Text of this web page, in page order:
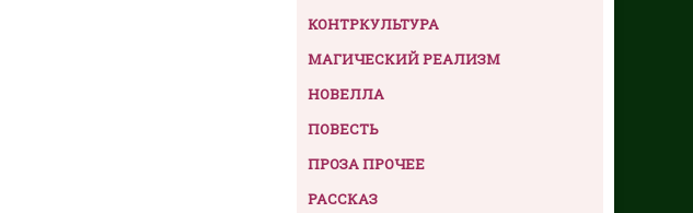
КОНТРКУЛЬТУРА
МАГИЧЕСКИЙ РЕАЛИЗМ
НОВЕЛЛА
ПОВЕСТЬ
ПРОЗА ПРОЧЕЕ
РАССКАЗ